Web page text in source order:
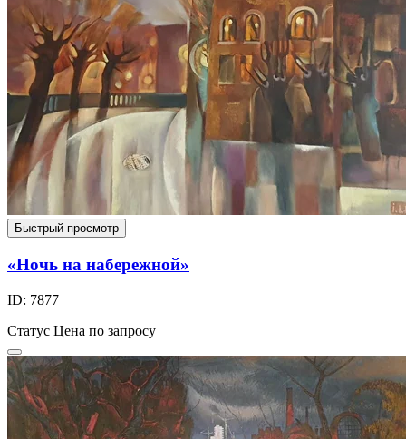
Быстрый просмотр
«Ночь на набережной»
ID: 7877
Статус Цена по запросу